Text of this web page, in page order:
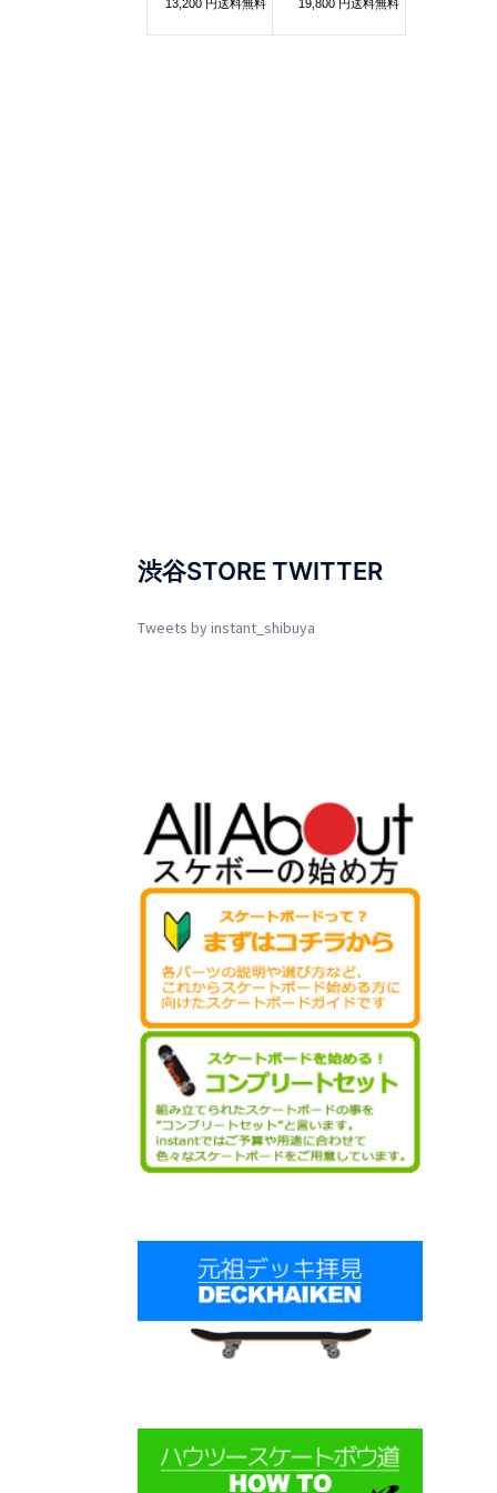
渋谷STORE TWITTER
Tweets by instant_shibuya